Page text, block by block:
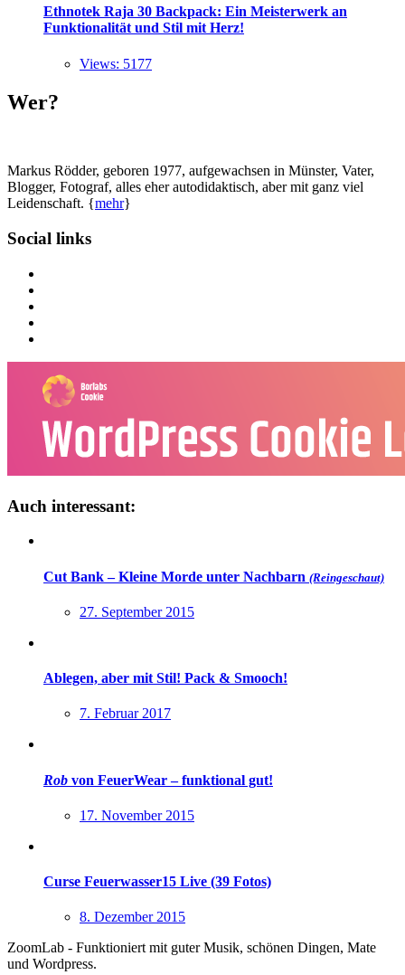
Ethnotek Raja 30 Backpack: Ein Meisterwerk an
Funktionalität und Stil mit Herz!
Views: 5177
Wer?
Markus Rödder, geboren 1977, aufgewachsen in Münster, Vater,
Blogger, Fotograf, alles eher autodidaktisch, aber mit ganz viel
Leidenschaft. {mehr}
Social links
Auch interessant:
Cut Bank – Kleine Morde unter Nachbarn (Reingeschaut)
27. September 2015
Ablegen, aber mit Stil! Pack & Smooch!
7. Februar 2017
Rob von FeuerWear – funktional gut!
17. November 2015
Curse Feuerwasser15 Live (39 Fotos)
8. Dezember 2015
ZoomLab - Funktioniert mit guter Musik, schönen Dingen, Mate
und Wordpress.